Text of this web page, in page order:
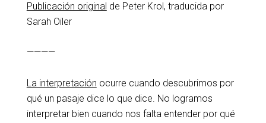
Publicación original de Peter Krol, traducida por
Sarah Oiler
————
La interpretación ocurre cuando descubrimos por
qué un pasaje dice lo que dice. No logramos
interpretar bien cuando nos falta entender por qué